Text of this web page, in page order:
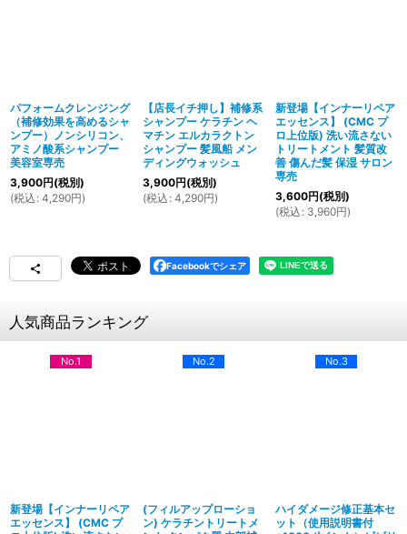
パフォームクレンジング
（補修効果を高めるシャ
ンプー）ノンシリコン、
アミノ酸系シャンプー
美容室専売
3,900円(税別)
(税込 : 4,290円)
【店長イチ押し】補修系
シャンプー ケラチン ヘ
マチン エルカラクトン
シャンプー 髪風船 メン
ディングウォッシュ
3,900円(税別)
(税込 : 4,290円)
新登場【インナーリペア
エッセンス】 (CMC プ
ロ上位版) 洗い流さない
トリートメント 髪質改
善 傷んだ髪 保湿 サロン
専売
3,600円(税別)
(税込 : 3,960円)
Facebookでシェア
人気商品ランキング
No.1
新登場【インナーリペア
エッセンス】 (CMC プ
No.2
(フィルアップローショ
ン) ケラチントリートメ
No.3
ハイダメージ修正基本セ
ット（使用説明書付